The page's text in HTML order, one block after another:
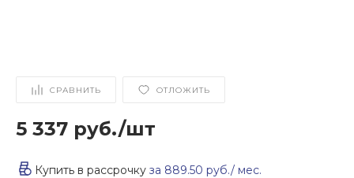
СРАВНИТЬ ОТЛОЖИТЬ
5 337 руб./шт
Купить в рассрочку за 889.50 руб./ мес.